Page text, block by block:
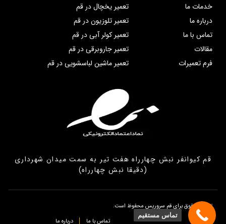
خدمات ما
درباره ما
تماس با ما
مقالات
فرم تعمیرات
تعمیر یخچال در قم
تعمیر تلوزیون در قم
تعمیر کولر آبی در قم
تعمیر جاروبرقی در قم
تعمیر ماشین لباسشویی در قم
قم کیوانفر نبش چهارراه هفت تیر به سمت میدان شهرداری
(دقیقا نبش چهارراه)
تمامی حقوق برای قم سروریس محفوظ است.
تماس با ما
درباره ما
تماس مستقیم